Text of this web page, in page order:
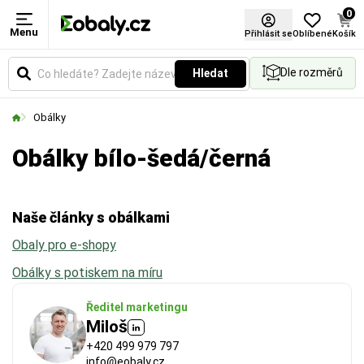
Menu Přihlásit seOblíbené
0
Košík
Hledat Dle rozměrů
Obálky
Obálky bílo-šedá/černá
Ředitel marketingu
Miloš
+420 499 979 797
Naše články s obálkami
Obaly pro e-shopy
Obálky s potiskem na míru
Délka
Udává reálnou vnitřní délku obálky. Klíčový rozměr
pohodlně vejde dovnitř.
Formát
Vyberte si produkt podle standardních formátů.
Materiál
Zvolte typ materiálu podle požadované pevnosti,
Barva
Vyberte si barevné provedení obalů a balicích
Certifikace FSC®